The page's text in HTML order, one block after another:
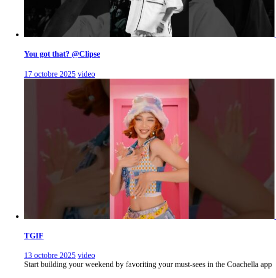
You got that? @Clipse
17 octobre 2025 video
TGIF
13 octobre 2025 video
Start building your weekend by favoriting your must-sees in the Coachella app